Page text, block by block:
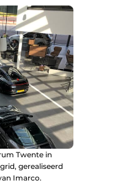
Twente in
gerealiseerd
Imarco.